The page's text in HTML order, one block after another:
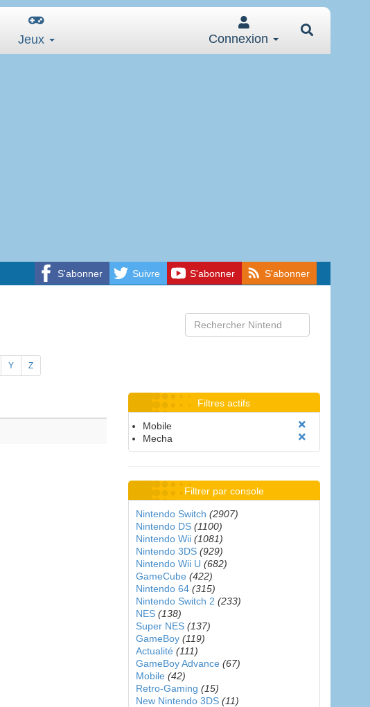
Jeux Connexion
S'abonner Suivre S'abonner S'abonner
Y Z
Filtres actifs
Mobile
Mecha
Filtrer par console
Nintendo Switch (2907)
Nintendo DS (1100)
Nintendo Wii (1081)
Nintendo 3DS (929)
Nintendo Wii U (682)
GameCube (422)
Nintendo 64 (315)
Nintendo Switch 2 (233)
NES (138)
Super NES (137)
GameBoy (119)
Actualité (111)
GameBoy Advance (67)
Mobile (42)
Retro-Gaming (15)
New Nintendo 3DS (11)